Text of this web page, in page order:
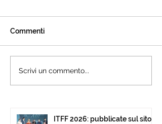
L’International Tourism
Film Festival celebra ad
Commenti
Scrivi un commento...
ITFF 2026: pubblicate sul sito